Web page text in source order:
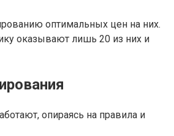
оптимальных цен на них.
оказывают лишь 20 из них и
опираясь на правила и